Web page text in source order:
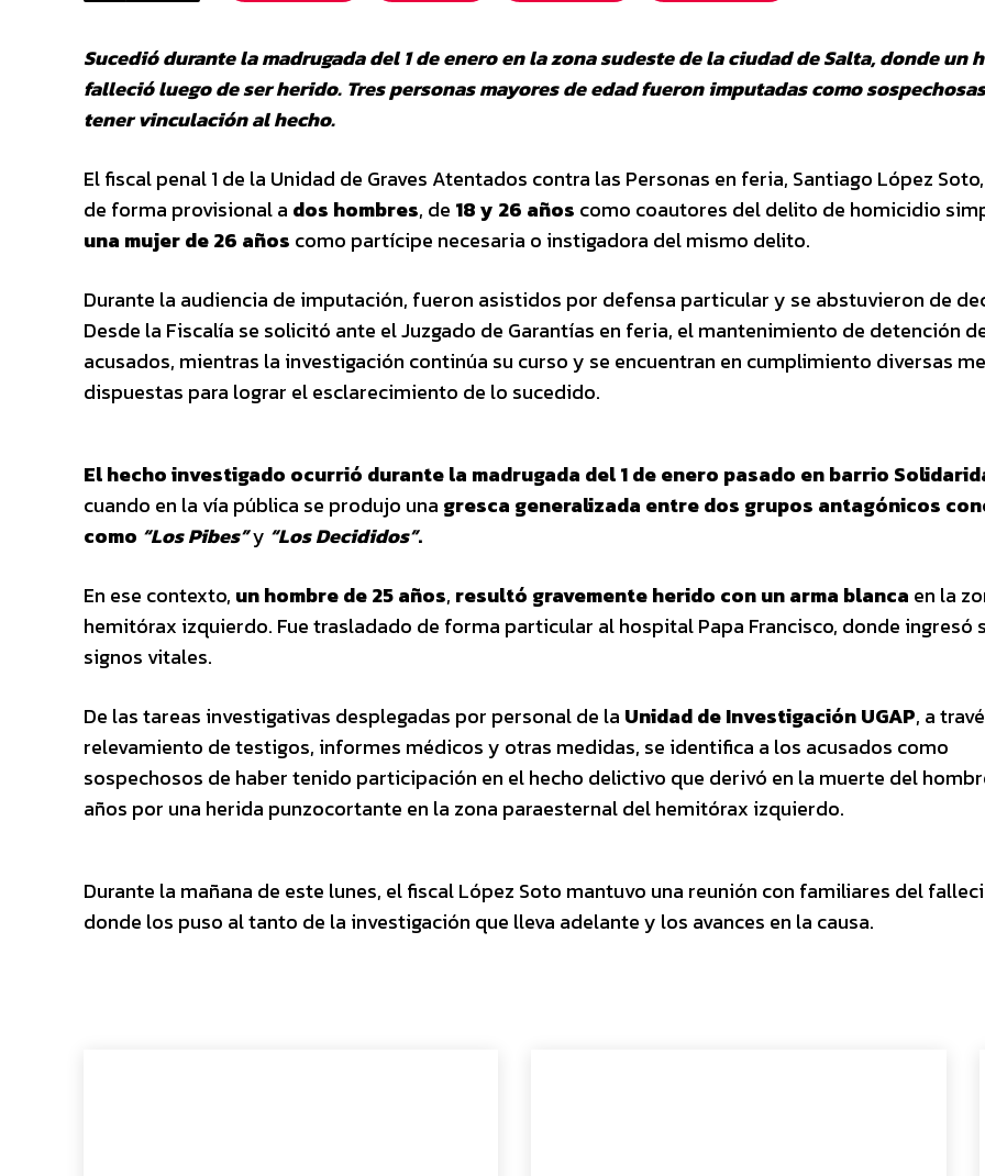
Sucedió durante la madrugada del 1 de enero en la zona sudeste de la ciudad de Salta, donde un
falleció luego de ser herido. Tres personas mayores de edad fueron imputadas como
tener vinculación al hecho.
El fiscal penal 1 de la Unidad de Graves Atentados contra las Personas en feria, Santiago López
de forma provisional a dos hombres, de 18 y 26 años como coautores del delito de homicidio
una mujer de 26 años como partícipe necesaria o instigadora del mismo delito.
Durante la audiencia de imputación, fueron asistidos por defensa particular y se abstuvieron de
Desde la Fiscalía se solicitó ante el Juzgado de Garantías en feria, el mantenimiento de detención
acusados, mientras la investigación continúa su curso y se encuentran en cumplimiento diversas
dispuestas para lograr el esclarecimiento de lo sucedido.
El hecho investigado ocurrió durante la madrugada del 1 de enero pasado en barrio
cuando en la vía pública se produjo una gresca generalizada entre dos grupos antagónicos
como “Los Pibes”y “Los Decididos”.
En ese contexto, un hombre de 25 años, resultó gravemente herido con un arma blanca en la
hemitórax izquierdo. Fue trasladado de forma particular al hospital Papa Francisco, donde ingresó
signos vitales.
De las tareas investigativas desplegadas por personal de la Unidad de Investigación UGAP, a
relevamiento de testigos, informes médicos y otras medidas, se identifica a los acusados como
sospechosos de haber tenido participación en el hecho delictivo que derivó en la muerte del
años por una herida punzocortante en la zona paraesternal del hemitórax izquierdo.
Durante la mañana de este lunes, el fiscal López Soto mantuvo una reunión con familiares del
donde los puso al tanto de la investigación que lleva adelante y los avances en la causa.